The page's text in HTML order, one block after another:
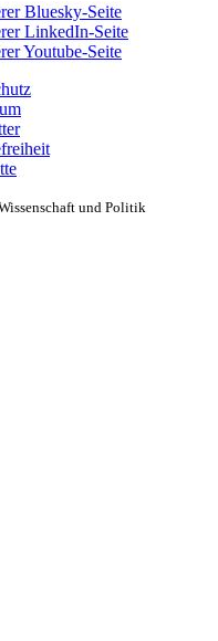
Bluesky-Seite
LinkedIn-Seite
Youtube-Seite
und Politik